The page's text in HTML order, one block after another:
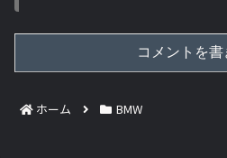
コメントを書
ホーム BMW